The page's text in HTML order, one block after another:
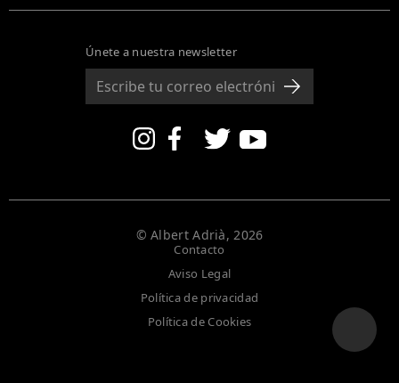
Únete a nuestra newsletter
© Albert Adrià, 2026
Contacto
Aviso Legal
Política de privacidad
Política de Cookies